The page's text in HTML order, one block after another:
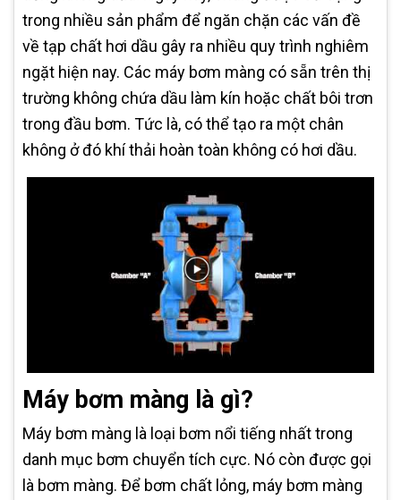
trong nhiều sản phẩm để ngăn chặn các vấn đề
về tạp chất hơi dầu gây ra nhiều quy trình nghiêm
ngặt hiện nay. Các máy bơm màng có sẵn trên thị
trường không chứa dầu làm kín hoặc chất bôi trơn
trong đầu bơm. Tức là, có thể tạo ra một chân
không ở đó khí thải hoàn toàn không có hơi dầu.
Máy bơm màng là gì?
Máy bơm màng là loại bơm nổi tiếng nhất trong
danh mục bơm chuyển tích cực. Nó còn được gọi
là bơm màng. Để bơm chất lỏng, máy bơm màng